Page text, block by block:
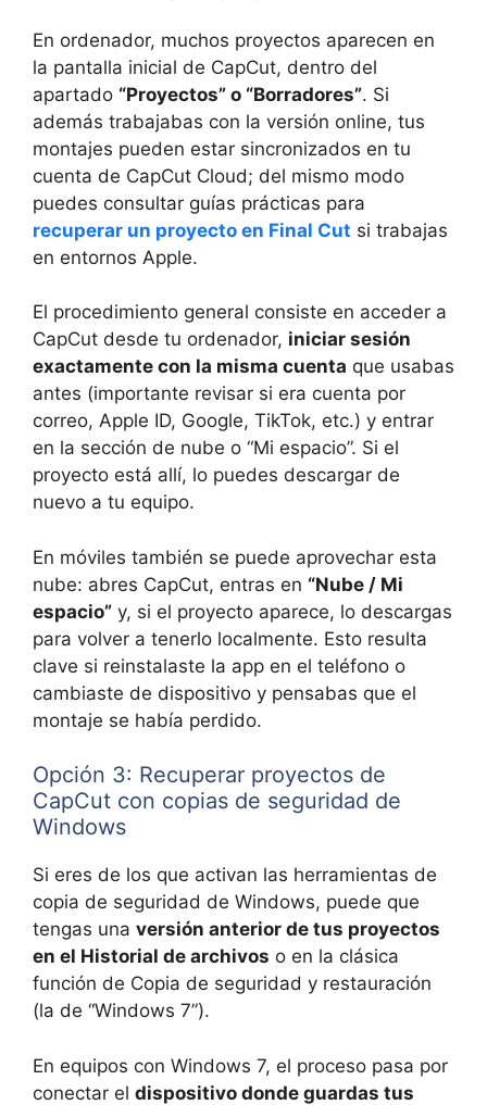
En ordenador, muchos proyectos aparecen en
la pantalla inicial de CapCut, dentro del
apartado “Proyectos” o “Borradores”. Si
además trabajabas con la versión online, tus
montajes pueden estar sincronizados en tu
cuenta de CapCut Cloud; del mismo modo
puedes consultar guías prácticas para
recuperar un proyecto en Final Cut si trabajas
en entornos Apple.
El procedimiento general consiste en acceder a
CapCut desde tu ordenador, iniciar sesión
exactamente con la misma cuenta que usabas
antes (importante revisar si era cuenta por
correo, Apple ID, Google, TikTok, etc.) y entrar
en la sección de nube o “Mi espacio”. Si el
proyecto está allí, lo puedes descargar de
nuevo a tu equipo.
En móviles también se puede aprovechar esta
nube: abres CapCut, entras en “Nube / Mi
espacio” y, si el proyecto aparece, lo descargas
para volver a tenerlo localmente. Esto resulta
clave si reinstalaste la app en el teléfono o
cambiaste de dispositivo y pensabas que el
montaje se había perdido.
Opción 3: Recuperar proyectos de
CapCut con copias de seguridad de
Windows
Si eres de los que activan las herramientas de
copia de seguridad de Windows, puede que
tengas una versión anterior de tus proyectos
en el Historial de archivos o en la clásica
función de Copia de seguridad y restauración
(la de “Windows 7”).
En equipos con Windows 7, el proceso pasa por
conectar el dispositivo donde guardas tus